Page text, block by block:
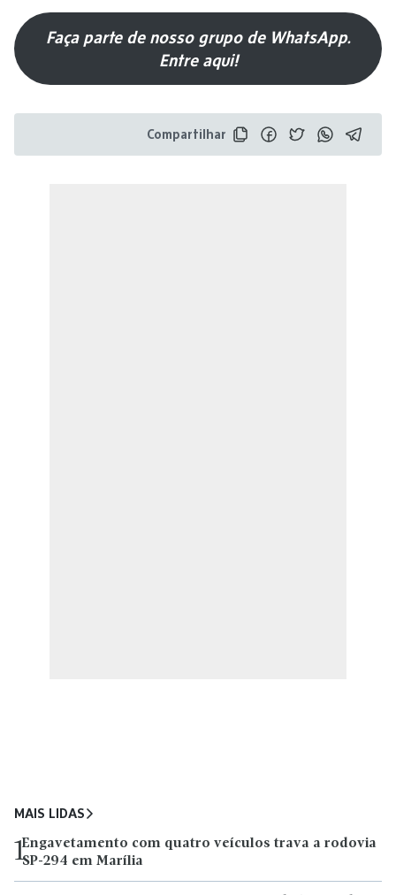
Faça parte de nosso grupo de WhatsApp.
Entre aqui!
Compartilhar
MAIS LIDAS
1Engavetamento com quatro veículos trava a rodovia
SP-294 em Marília